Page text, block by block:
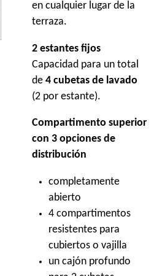
en cualquier lugar de la
terraza.
2 estantes fijos
Capacidad para un total
de 4 cubetas de lavado
(2 por estante).
Compartimento superior
con 3 opciones de
distribución
completamente
abierto
4 compartimentos
resistentes para
cubiertos o vajilla
un cajón profundo